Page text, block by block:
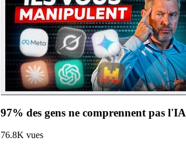
97% des gens ne comprennent pas l'IA
76.8K vues